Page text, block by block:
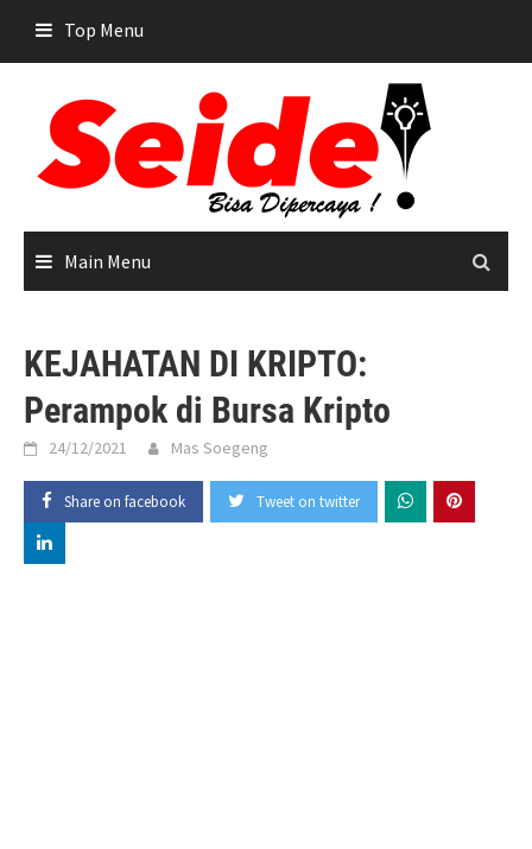
content
Top Menu
Main Menu
KEJAHATAN DI KRIPTO:
Perampok di Bursa Kripto
24/12/2021 Mas Soegeng
Share on facebook Tweet on twitter